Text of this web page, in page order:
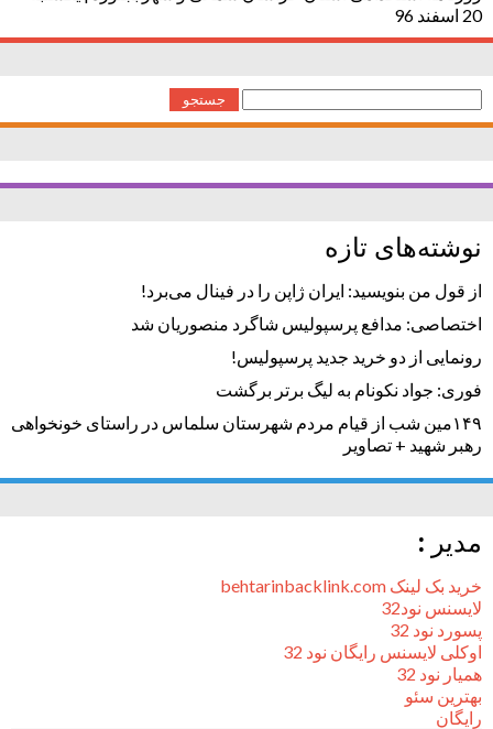
20 اسفند 96
جستجو
برای:
نوشته‌های تازه
از قول من بنویسید: ایران ژاپن را در فینال می‌برد!
اختصاصی: مدافع پرسپولیس شاگرد منصوریان شد
رونمایی از دو خرید جدید پرسپولیس!
فوری: جواد نکونام به لیگ برتر برگشت
۱۴۹مین شب از قیام مردم شهرستان سلماس در راستای خونخواهی
رهبر شهید + تصاویر
مدیر :
خرید بک لینک behtarinbacklink.com
لایسنس نود32
پسورد نود 32
اوکلی لایسنس رایگان نود 32
همیار نود 32
بهترین سئو
رایگان